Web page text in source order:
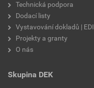
Technická podpora
Dodací listy
Vystavování dokladů | EDI
Projekty a granty
O nás
Skupina DEK